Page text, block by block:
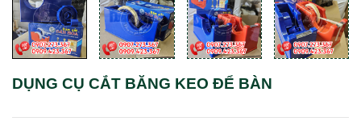
DỤNG CỤ CẮT BĂNG KEO ĐỂ BÀN